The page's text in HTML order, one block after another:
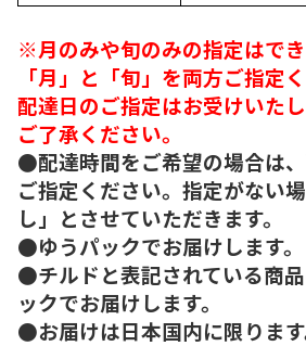
※月のみや旬のみの指定はで
「月」と「旬」を両方ご指定
配達日のご指定はお受けいたし
ご了承ください。
●配達時間をご希望の場合は
ご指定ください。指定がない
し」とさせていただきます。
●ゆうパックでお届けします。
●チルドと表記されている商
ックでお届けします。
●お届けは日本国内に限ります